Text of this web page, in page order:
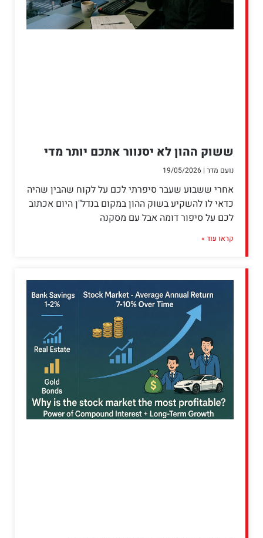
ששוק ההון לא יסנוור אתכם יותר מדי
נועם מדר
אחרי ששבוע שעבר סיפרתי לכם על לקוח שהבין שהיה
כדאי לו להשקיע בשוק ההון במקום בנדל"ן היום אכתוב
לכם על סיפור דומה אבל עם מסקנה
קראו עוד »